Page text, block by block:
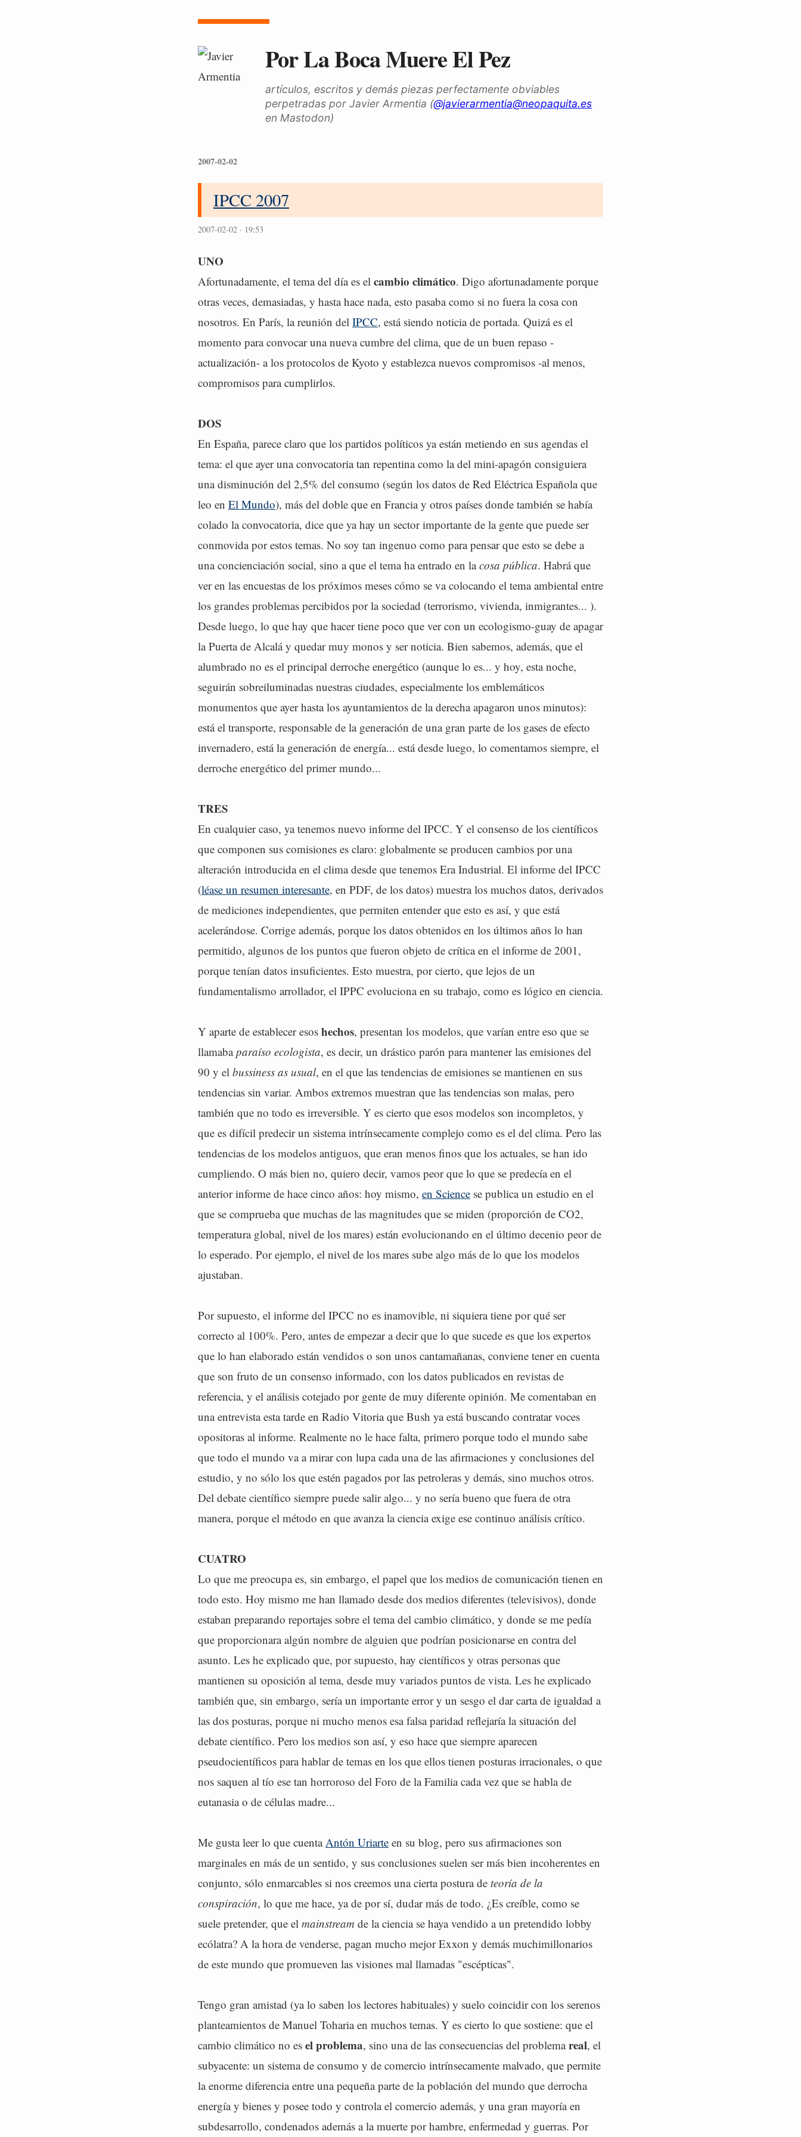
Por La Boca Muere El Pez
artículos, escritos y demás piezas perfectamente obviables
perpetradas por Javier Armentia (@javierarmentia@neopaquita.es
en Mastodon)
2007-02-02
IPCC 2007
2007-02-02 · 19:53
UNO
Afortunadamente, el tema del día es el cambio climático. Digo afortunadamente porque
otras veces, demasiadas, y hasta hace nada, esto pasaba como si no fuera la cosa con
nosotros. En París, la reunión del IPCC, está siendo noticia de portada. Quizá es el
momento para convocar una nueva cumbre del clima, que de un buen repaso -
actualización- a los protocolos de Kyoto y establezca nuevos compromisos -al menos,
compromisos para cumplirlos.
DOS
En España, parece claro que los partidos políticos ya están metiendo en sus agendas el
tema: el que ayer una convocatoria tan repentina como la del mini-apagón consiguiera
una disminución del 2,5% del consumo (según los datos de Red Eléctrica Española que
leo en El Mundo), más del doble que en Francia y otros países donde también se había
colado la convocatoria, dice que ya hay un sector importante de la gente que puede ser
conmovida por estos temas. No soy tan ingenuo como para pensar que esto se debe a
una concienciación social, sino a que el tema ha entrado en lacosa pública. Habrá que
ver en las encuestas de los próximos meses cómo se va colocando el tema ambiental entre
los grandes problemas percibidos por la sociedad (terrorismo, vivienda, inmigrantes... ).
Desde luego, lo que hay que hacer tiene poco que ver con un ecologismo-guay de apagar
la Puerta de Alcalá y quedar muy monos y ser noticia. Bien sabemos, además, que el
alumbrado no es el principal derroche energético (aunque lo es... y hoy, esta noche,
seguirán sobreiluminadas nuestras ciudades, especialmente los emblemáticos
monumentos que ayer hasta los ayuntamientos de la derecha apagaron unos minutos):
está el transporte, responsable de la generación de una gran parte de los gases de efecto
invernadero, está la generación de energía... está desde luego, lo comentamos siempre, el
derroche energético del primer mundo...
TRES
En cualquier caso, ya tenemos nuevo informe del IPCC. Y el consenso de los científicos
que componen sus comisiones es claro: globalmente se producen cambios por una
alteración introducida en el clima desde que tenemos Era Industrial. El informe del IPCC
(léase un resumen interesante, en PDF, de los datos) muestra los muchos datos, derivados
de mediciones independientes, que permiten entender que esto es así, y que está
acelerándose. Corrige además, porque los datos obtenidos en los últimos años lo han
permitido, algunos de los puntos que fueron objeto de crítica en el informe de 2001,
porque tenían datos insuficientes. Esto muestra, por cierto, que lejos de un
fundamentalismo arrollador, el IPPC evoluciona en su trabajo, como es lógico en ciencia.
Y aparte de establecer esos hechos, presentan los modelos, que varían entre eso que se
llamabaparaíso ecologista, es decir, un drástico parón para mantener las emisiones del
90 y el bussiness as usual, en el que las tendencias de emisiones se mantienen en sus
tendencias sin variar. Ambos extremos muestran que las tendencias son malas, pero
también que no todo es irreversible. Y es cierto que esos modelos son incompletos, y
que es difícil predecir un sistema intrínsecamente complejo como es el del clima. Pero las
tendencias de los modelos antiguos, que eran menos finos que los actuales, se han ido
cumpliendo. O más bien no, quiero decir, vamos peor que lo que se predecía en el
anterior informe de hace cinco años: hoy mismo, en Science se publica un estudio en el
que se comprueba que muchas de las magnitudes que se miden (proporción de CO2,
temperatura global, nivel de los mares) están evolucionando en el último decenio peor de
lo esperado. Por ejemplo, el nivel de los mares sube algo más de lo que los modelos
ajustaban.
Por supuesto, el informe del IPCC no es inamovible, ni siquiera tiene por qué ser
correcto al 100%. Pero, antes de empezar a decir que lo que sucede es que los expertos
que lo han elaborado están vendidos o son unos cantamañanas, conviene tener en cuenta
que son fruto de un consenso informado, con los datos publicados en revistas de
referencia, y el análisis cotejado por gente de muy diferente opinión. Me comentaban en
una entrevista esta tarde en Radio Vitoria que Bush ya está buscando contratar voces
opositoras al informe. Realmente no le hace falta, primero porque todo el mundo sabe
que todo el mundo va a mirar con lupa cada una de las afirmaciones y conclusiones del
estudio, y no sólo los que estén pagados por las petroleras y demás, sino muchos otros.
Del debate científico siempre puede salir algo... y no sería bueno que fuera de otra
manera, porque el método en que avanza la ciencia exige ese continuo análisis crítico.
CUATRO
Lo que me preocupa es, sin embargo, el papel que los medios de comunicación tienen en
todo esto. Hoy mismo me han llamado desde dos medios diferentes (televisivos), donde
estaban preparando reportajes sobre el tema del cambio climático, y donde se me pedía
que proporcionara algún nombre de alguien que podrían posicionarse en contra del
asunto. Les he explicado que, por supuesto, hay científicos y otras personas que
mantienen su oposición al tema, desde muy variados puntos de vista. Les he explicado
también que, sin embargo, sería un importante error y un sesgo el dar carta de igualdad a
las dos posturas, porque ni mucho menos esa falsa paridad reflejaría la situación del
debate científico. Pero los medios son así, y eso hace que siempre aparecen
pseudocientíficos para hablar de temas en los que ellos tienen posturas irracionales, o que
nos saquen al tío ese tan horroroso del Foro de la Familia cada vez que se habla de
eutanasia o de células madre...
Me gusta leer lo que cuentaAntón Uriarte en su blog, pero sus afirmaciones son
marginales en más de un sentido, y sus conclusiones suelen ser más bien incoherentes en
conjunto, sólo enmarcables si nos creemos una cierta postura de teoría de la
conspiración, lo que me hace, ya de por sí, dudar más de todo. ¿Es creíble, como se
suele pretender, que el mainstream de la ciencia se haya vendido a un pretendido lobby
ecólatra? A la hora de venderse, pagan mucho mejor Exxon y demás muchimillonarios
de este mundo que promueven las visiones mal llamadas "escépticas".
Tengo gran amistad (ya lo saben los lectores habituales) y suelo coincidir con los serenos
planteamientos de Manuel Toharia en muchos temas. Y es cierto lo que sostiene: que el
cambio climático no es el problema, sino una de las consecuencias del problemareal, el
subyacente: un sistema de consumo y de comercio intrínsecamente malvado, que permite
la enorme diferencia entre una pequeña parte de la población del mundo que derrocha
energía y bienes y posee todo y controla el comercio además, y una gran mayoría en
subdesarrollo, condenados además a la muerte por hambre, enfermedad y guerras. Por